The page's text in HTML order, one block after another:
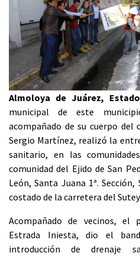
Almoloya de Juárez,
municipal de este
acompañado de su cuerpo
Sergio Martínez, realizó la
sanitario, en las
comunidad del Ejido de San
León, Santa Juana 1ª.
costado de la carretera del
Acompañado de vecinos, el
Estrada Iniesta, dio el
introducción de drenaje